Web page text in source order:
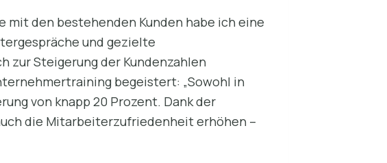
mit den bestehenden Kunden habe ich eine
und gezielte
zur Steigerung der Kundenzahlen
begeistert: „Sowohl in
von knapp 20 Prozent. Dank der
die Mitarbeiterzufriedenheit erhöhen –